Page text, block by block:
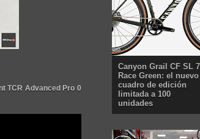
TCR Advanced Pro 0
Canyon Grail CF SL 7
Race Green: el nuevo
cuadro de edición
limitada a 100
unidades